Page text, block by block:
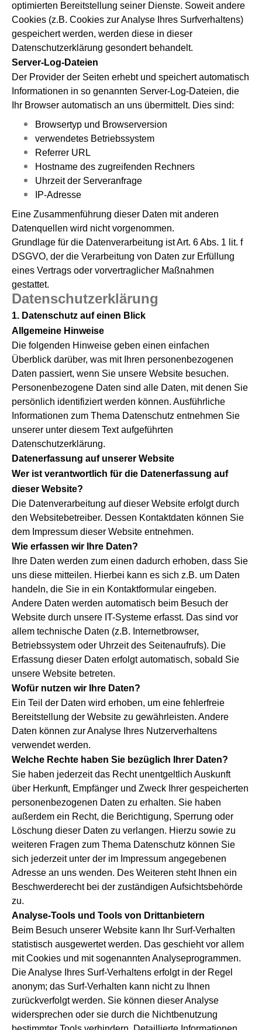
optimierten Bereitstellung seiner Dienste. Soweit andere
Cookies (z.B. Cookies zur Analyse Ihres Surfverhaltens)
gespeichert werden, werden diese in dieser
Datenschutzerklärung gesondert behandelt.
Server-Log-Dateien
Der Provider der Seiten erhebt und speichert automatisch
Informationen in so genannten Server-Log-Dateien, die
Ihr Browser automatisch an uns übermittelt. Dies sind:
Browsertyp und Browserversion
verwendetes Betriebssystem
Referrer URL
Hostname des zugreifenden Rechners
Uhrzeit der Serveranfrage
IP-Adresse
Eine Zusammenführung dieser Daten mit anderen
Datenquellen wird nicht vorgenommen.
Grundlage für die Datenverarbeitung ist Art. 6 Abs. 1 lit. f
DSGVO, der die Verarbeitung von Daten zur Erfüllung
eines Vertrags oder vorvertraglicher Maßnahmen
gestattet.
Datenschutzerklärung
1. Datenschutz auf einen Blick
Allgemeine Hinweise
Die folgenden Hinweise geben einen einfachen
Überblick darüber, was mit Ihren personenbezogenen
Daten passiert, wenn Sie unsere Website besuchen.
Personenbezogene Daten sind alle Daten, mit denen Sie
persönlich identifiziert werden können. Ausführliche
Informationen zum Thema Datenschutz entnehmen Sie
unserer unter diesem Text aufgeführten
Datenschutzerklärung.
Datenerfassung auf unserer Website
Wer ist verantwortlich für die Datenerfassung auf
dieser Website?
Die Datenverarbeitung auf dieser Website erfolgt durch
den Websitebetreiber. Dessen Kontaktdaten können Sie
dem Impressum dieser Website entnehmen.
Wie erfassen wir Ihre Daten?
Ihre Daten werden zum einen dadurch erhoben, dass Sie
uns diese mitteilen. Hierbei kann es sich z.B. um Daten
handeln, die Sie in ein Kontaktformular eingeben.
Andere Daten werden automatisch beim Besuch der
Website durch unsere IT-Systeme erfasst. Das sind vor
allem technische Daten (z.B. Internetbrowser,
Betriebssystem oder Uhrzeit des Seitenaufrufs). Die
Erfassung dieser Daten erfolgt automatisch, sobald Sie
unsere Website betreten.
Wofür nutzen wir Ihre Daten?
Ein Teil der Daten wird erhoben, um eine fehlerfreie
Bereitstellung der Website zu gewährleisten. Andere
Daten können zur Analyse Ihres Nutzerverhaltens
verwendet werden.
Welche Rechte haben Sie bezüglich Ihrer Daten?
Sie haben jederzeit das Recht unentgeltlich Auskunft
über Herkunft, Empfänger und Zweck Ihrer gespeicherten
personenbezogenen Daten zu erhalten. Sie haben
außerdem ein Recht, die Berichtigung, Sperrung oder
Löschung dieser Daten zu verlangen. Hierzu sowie zu
weiteren Fragen zum Thema Datenschutz können Sie
sich jederzeit unter der im Impressum angegebenen
Adresse an uns wenden. Des Weiteren steht Ihnen ein
Beschwerderecht bei der zuständigen Aufsichtsbehörde
zu.
Analyse-Tools und Tools von Drittanbietern
Beim Besuch unserer Website kann Ihr Surf-Verhalten
statistisch ausgewertet werden. Das geschieht vor allem
mit Cookies und mit sogenannten Analyseprogrammen.
Die Analyse Ihres Surf-Verhaltens erfolgt in der Regel
anonym; das Surf-Verhalten kann nicht zu Ihnen
zurückverfolgt werden. Sie können dieser Analyse
widersprechen oder sie durch die Nichtbenutzung